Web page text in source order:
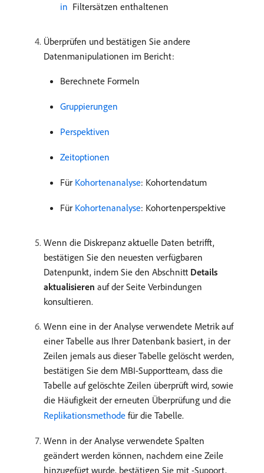
in ​ Filtersätzen enthaltenen
Überprüfen und bestätigen Sie andere
Datenmanipulationen im Bericht:
Berechnete Formeln
Gruppierungen
Perspektiven
Zeitoptionen
Für Kohortenanalyse: Kohortendatum
Für Kohortenanalyse: Kohortenperspektive
Wenn die Diskrepanz aktuelle Daten betrifft,
bestätigen Sie den neuesten verfügbaren
Datenpunkt, indem Sie den Abschnitt Details
aktualisieren auf der Seite Verbindungen
konsultieren.
Wenn eine in der Analyse verwendete Metrik auf
einer Tabelle aus Ihrer Datenbank basiert, in der
Zeilen jemals aus dieser Tabelle gelöscht werden,
bestätigen Sie dem MBI-Supportteam, dass die
Tabelle auf gelöschte Zeilen überprüft wird, sowie
die Häufigkeit der erneuten Überprüfung und die
Replikationsmethode für die Tabelle.
Wenn in der Analyse verwendete Spalten
geändert werden können, nachdem eine Zeile
hinzugefügt wurde, bestätigen Sie mit -Support,